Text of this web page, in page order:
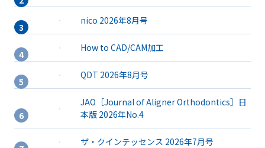
nico 2026年8月号
How to CAD/CAM加工
QDT 2026年8月号
JAO［Journal of Aligner Orthodontics］日
本版 2026年No.4
ザ・クインテッセンス 2026年7月号